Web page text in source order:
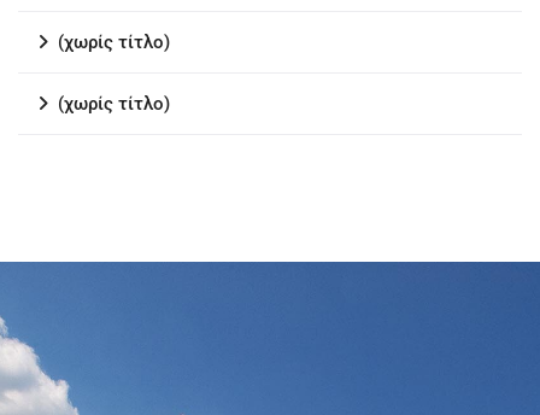
(χωρίς τίτλο)
(χωρίς τίτλο)